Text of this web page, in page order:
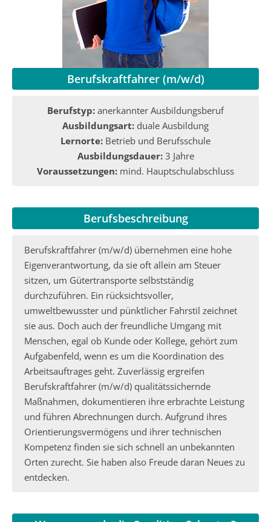
Berufskraftfahrer (m/w/d)
Berufstyp: anerkannter Ausbildungsberuf
Ausbildungsart: duale Ausbildung
Lernorte: Betrieb und Berufsschule
Ausbildungsdauer:3 Jahre
Voraussetzungen: mind. Hauptschulabschluss
Berufsbeschreibung
Berufskraftfahrer (m/w/d) übernehmen eine hohe
Eigenverantwortung, da sie oft allein am Steuer
sitzen, um Gütertransporte selbstständig
durchzuführen. Ein rücksichtsvoller,
umweltbewusster und pünktlicher Fahrstil zeichnet
sie aus. Doch auch der freundliche Umgang mit
Menschen, egal ob Kunde oder Kollege, gehört zum
Aufgabenfeld, wenn es um die Koordination des
Arbeitsauftrages geht. Zuverlässig ergreifen
Berufskraftfahrer (m/w/d) qualitätssichernde
Maßnahmen, dokumentieren ihre erbrachte Leistung
und führen Abrechnungen durch. Aufgrund ihres
Orientierungsvermögens und ihrer technischen
Kompetenz finden sie sich schnell an unbekannten
Orten zurecht. Sie haben also Freude daran Neues zu
entdecken.